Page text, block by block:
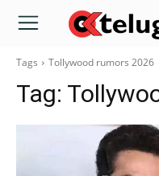
Tags Tollywood rumors 2026
Tag: